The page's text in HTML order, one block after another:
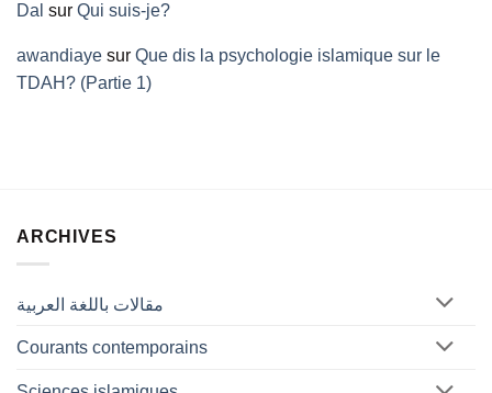
Dal sur Qui suis-je?
awandiaye sur Que dis la psychologie islamique sur le
TDAH? (Partie 1)
ARCHIVES
مقالات باللغة العربية
Courants contemporains